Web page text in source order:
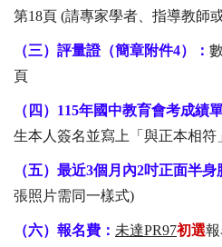
第18頁 (請專家學者、指導教師
（三）評量證（簡章附件4）：
頁
（四）115年國中教育會考成績
生本人簽名並寫上「與正本相符
（五）最近3個月內2吋正面半
張照片需同一樣式)
（六）報名費： 未達PR97初選報